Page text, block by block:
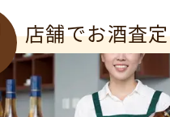
店舗でお酒査定